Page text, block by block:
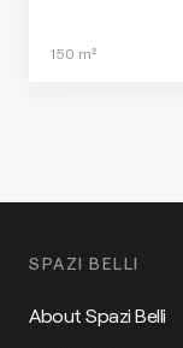
150 m²
SPAZI BELLI
About Spazi Belli